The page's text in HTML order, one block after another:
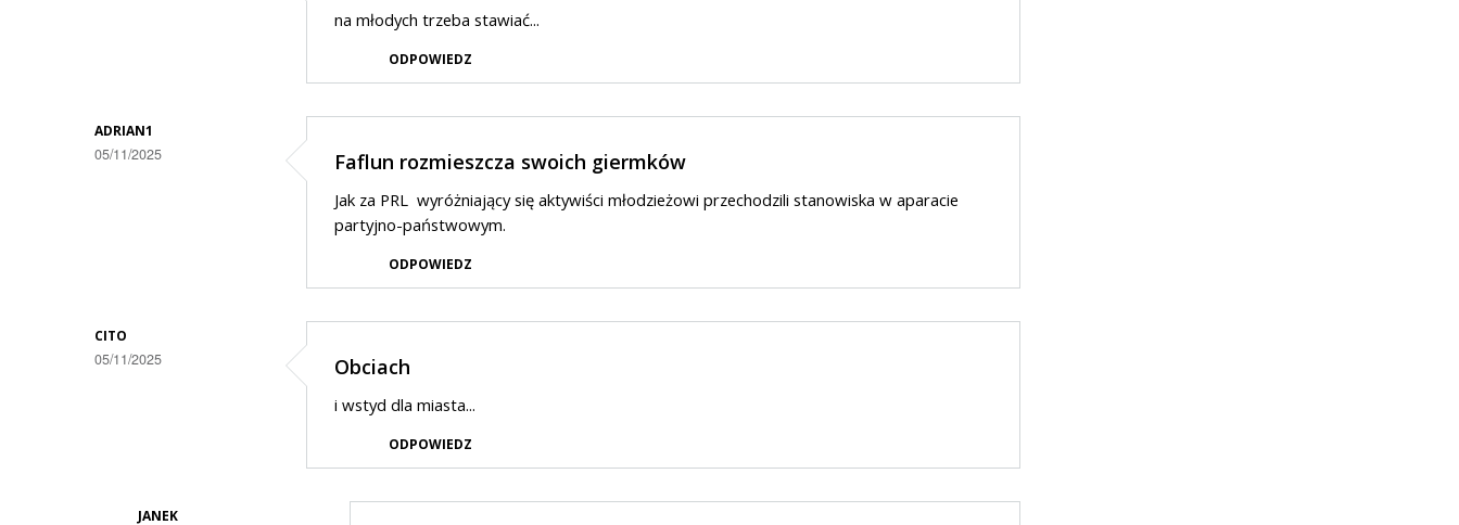
na młodych trzeba stawiać...
ODPOWIEDZ
ADRIAN1
05/11/2025 Faflun rozmieszcza swoich giermków
Jak za PRL wyróżniający się aktywiści młodzieżowi przechodzili stanowiska w aparacie
partyjno-państwowym.
ODPOWIEDZ
CITO
05/11/2025 Obciach
i wstyd dla miasta...
ODPOWIEDZ
JANEK